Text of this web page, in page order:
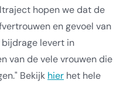
hopen we dat de
en gevoel van
levert in
van de vele vrouwen die
Bekijk hier het hele